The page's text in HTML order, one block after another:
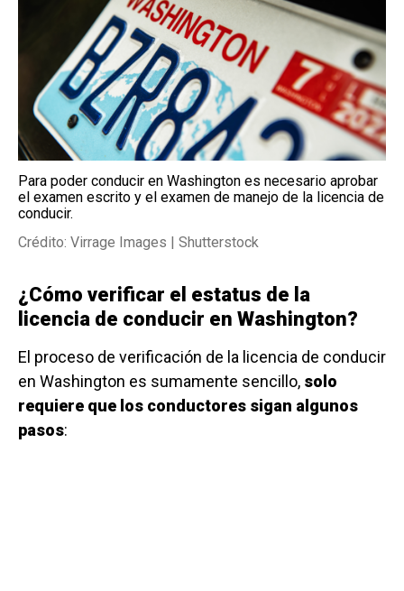
Para poder conducir en Washington es necesario aprobar
el examen escrito y el examen de manejo de la licencia de
conducir.
Crédito: Virrage Images | Shutterstock
¿Cómo verificar el estatus de la
licencia de conducir en Washington?
El proceso de verificación de la licencia de conducir
en Washington es sumamente sencillo, solo
requiere que los conductores sigan algunos
pasos: